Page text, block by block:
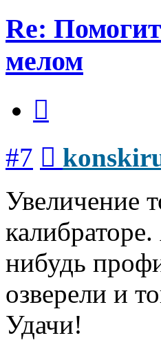
Re:
мелом
#7
Увеличение
нибудь
озверели и
Удачи!